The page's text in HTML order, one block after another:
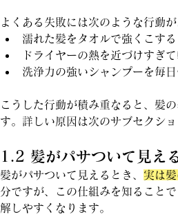
よくある失敗には次のような行動が
濡れた髪をタオルで強くこする
ドライヤーの熱を近づけすぎ
洗浄力の強いシャンプーを毎
こうした行動が積み重なると、髪
す。詳しい原因は次のサブセクシ
1.2 髪がパサついて見え
髪がパサついて見えるとき、 実は
分ですが、この仕組みを知ること
解しやすくなります。